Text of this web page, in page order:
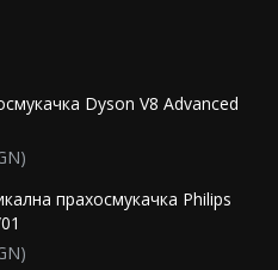
Dyson V8 Advanced
прахосмукачка Philips